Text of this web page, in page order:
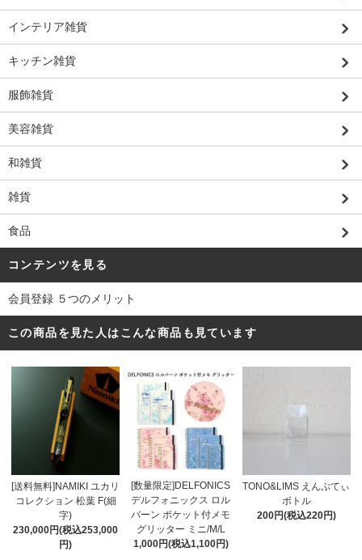
インテリア雑貨
キッチン雑貨
服飾雑貨
美容雑貨
和雑貨
雑貨
食品
コンテンツを見る
会員登録 ５つのメリット
この商品を見た人はこんな商品も見ています
[送料無料]NAMIKI ユカリ
コレクション 松葉 F(細
字)
230,000円(税込253,000
円)
[数量限定]DELFONICS
デルフォニックス ロル
バーン ポケット付メモ
グリッター ミニ/M/L
1,000円(税込1,100円)
TONO&LIMS えんぷてぃ
ボトル
200円(税込220円)